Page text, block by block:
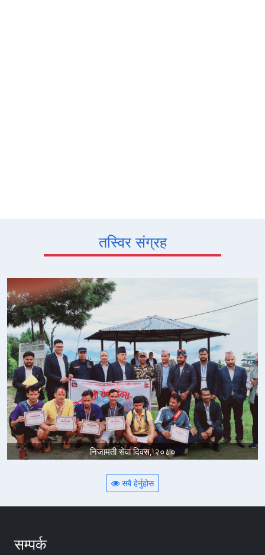
तस्विर संग्रह
निजामती सेवा दिवस, २०८०
सबै हेर्नुहोस
सम्पर्क